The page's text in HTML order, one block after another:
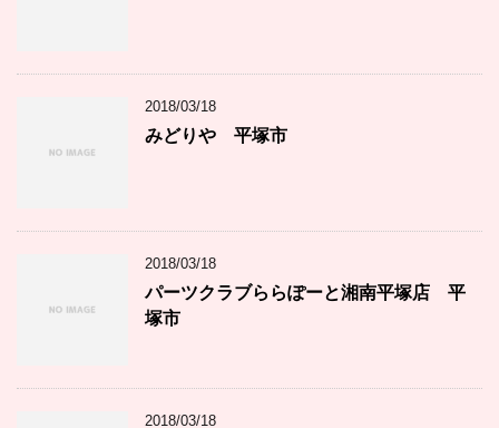
2018/03/18
みどりや 平塚市
2018/03/18
パーツクラブららぽーと湘南平塚店 平
塚市
2018/03/18